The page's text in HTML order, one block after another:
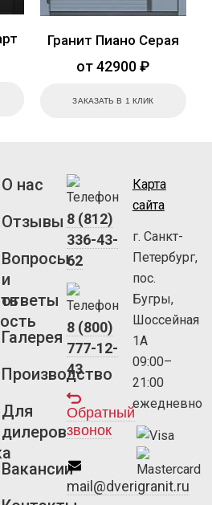
Гранит Пиано Серая
от 42900 ₽
ЗАКАЗАТЬ В 1 КЛИК
О нас
Отзывы
Вопросы
и
ответы
Галерея
Производство
Для
дилеров
Вакансии
8 (812)
336-43-
62
8 (800)
777-12-
43
Обратный
звонок
mail@dverigranit.ru
Карта
сайта
г. Санкт-
Петербург,
пос.
Бугры,
Шоссейная
1А
09:00–
21:00
ежедневно